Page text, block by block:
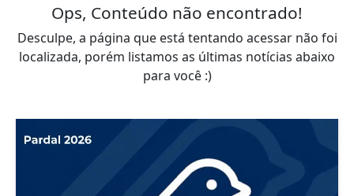
Ops, Conteúdo não encontrado!
Desculpe, a página que está tentando acessar não foi
localizada, porém listamos as últimas notícias abaixo
para você :)